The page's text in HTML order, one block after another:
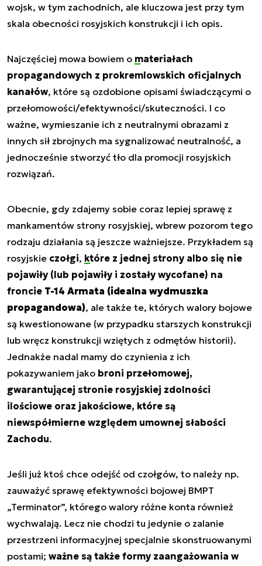
wojsk, w tym zachodnich, ale kluczowa jest przy tym
skala obecności rosyjskich konstrukcji i ich opis.
Najczęściej mowa bowiem o materiałach
propagandowych z prokremlowskich oficjalnych
kanałów, które są ozdobione opisami świadczącymi o
przełomowości/efektywności/skuteczności. I co
ważne, wymieszanie ich z neutralnymi obrazami z
innych sił zbrojnych ma sygnalizować neutralność, a
jednocześnie stworzyć tło dla promocji rosyjskich
rozwiązań.
Obecnie, gdy zdajemy sobie coraz lepiej sprawę z
mankamentów strony rosyjskiej, wbrew pozorom tego
rodzaju działania są jeszcze ważniejsze. Przykładem są
rosyjskie czołgi, które z jednej strony albo się nie
pojawiły (lub pojawiły i zostały wycofane) na
froncie T-14 Armata (idealna wydmuszka
propagandowa), ale także te, których walory bojowe
są kwestionowane (w przypadku starszych konstrukcji
lub wręcz konstrukcji wziętych z odmętów historii).
Jednakże nadal mamy do czynienia z ich
pokazywaniem jako broni przełomowej,
gwarantującej stronie rosyjskiej zdolności
ilościowe oraz jakościowe, które są
niewspółmierne względem umownej słabości
Zachodu.
Jeśli już ktoś chce odejść od czołgów, to należy np.
zauważyć sprawę efektywności bojowej BMPT
„Terminator”, którego walory różne konta również
wychwalają. Lecz nie chodzi tu jedynie o zalanie
przestrzeni informacyjnej specjalnie skonstruowanymi
postami; ważne są także formy zaangażowania w